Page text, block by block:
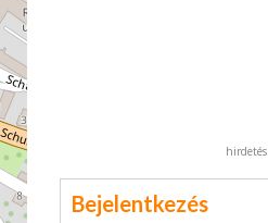
hirdetés
Bejelentkezés